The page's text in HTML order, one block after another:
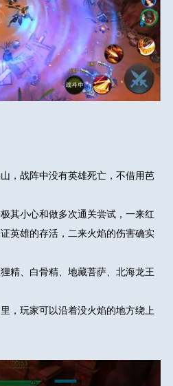
战阵中没有英雄死亡，不借用芭
小心和做多次通关尝试，一来红
英雄的存活，二来火焰的伤害确实
、白骨精、地藏菩萨、北海龙王
玩家可以沿着没火焰的地方绕上